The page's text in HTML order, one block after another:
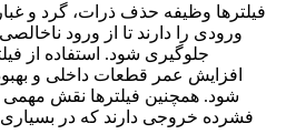
فیلترها وظیفه حذف ذرات، گرد و
ورودی را دارند تا از ورود
جلوگیری شود. استفاده از
افزایش عمر قطعات داخلی و
شود. همچنین فیلترها نقش
فشرده خروجی دارند که در